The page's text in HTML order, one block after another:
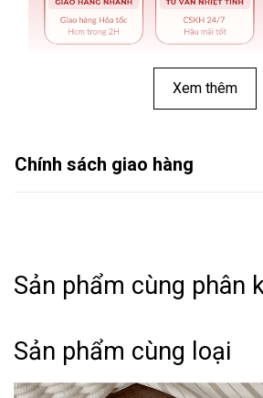
➤ Tên hàng hóa: Buộc tóc T115
➤ Phong cách: Basic - Classic -
Xem thêm
Chính sách giao hàng
Sản phẩm cùng phân
Sản phẩm cùng loại